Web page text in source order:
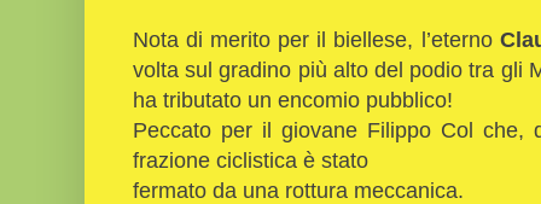
Nota di merito per il biellese, l’eterno
volta sul gradino più alto del podio tra gli
ha tributato un encomio pubblico!
Peccato per il giovane Filippo Col che,
frazione ciclistica è stato
fermato da una rottura meccanica.